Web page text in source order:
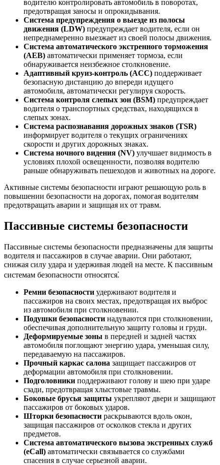
водителю контролировать автомобиль в поворотах,
предотвращая заносы и опрокидывания.
Система предупреждения о выезде из полосы
движения (LDW) предупреждает водителя, если он
непреднамеренно выезжает из своей полосы движения.
Система автоматического экстренного торможения
(AEB) автоматически применяет тормоза, если
обнаруживается неизбежное столкновение.
Адаптивный круиз-контроль (ACC) поддерживает
безопасную дистанцию до впереди идущего
автомобиля, автоматически регулируя скорость.
Система контроля слепых зон (BSM) предупреждает
водителя о транспортных средствах, находящихся в
слепых зонах.
Система распознавания дорожных знаков (TSR)
информирует водителя о текущих ограничениях
скорости и других дорожных знаках.
Система ночного видения (NV) улучшает видимость в
условиях плохой освещенности, позволяя водителю
раньше обнаруживать пешеходов и животных на дороге.
Активные системы безопасности играют решающую роль в
повышении безопасности на дорогах, помогая водителям
предотвращать аварии и защищая их от травм.
Пассивные системы безопасности
Пассивные системы безопасности предназначены для защиты
водителя и пассажиров в случае аварии. Они работают,
снижая силу удара и удерживая людей на месте. К пассивным
системам безопасности относятся⁚
Ремни безопасности удерживают водителя и
пассажиров на своих местах, предотвращая их выброс
из автомобиля при столкновении.
Подушки безопасности надуваются при столкновении,
обеспечивая дополнительную защиту головы и груди.
Деформируемые зоны в передней и задней частях
автомобиля поглощают энергию удара, уменьшая силу,
передаваемую на пассажиров.
Прочный каркас салона защищает пассажиров от
деформации автомобиля при столкновении.
Подголовники поддерживают голову и шею при ударе
сзади, предотвращая хлыстовые травмы.
Боковые брусья защиты укрепляют двери и защищают
пассажиров от боковых ударов.
Шторки безопасности раскрываются вдоль окон,
защищая пассажиров от осколков стекла и других
предметов.
Система автоматического вызова экстренных служб
(eCall) автоматически связывается со службами
спасения в случае серьезной аварии.